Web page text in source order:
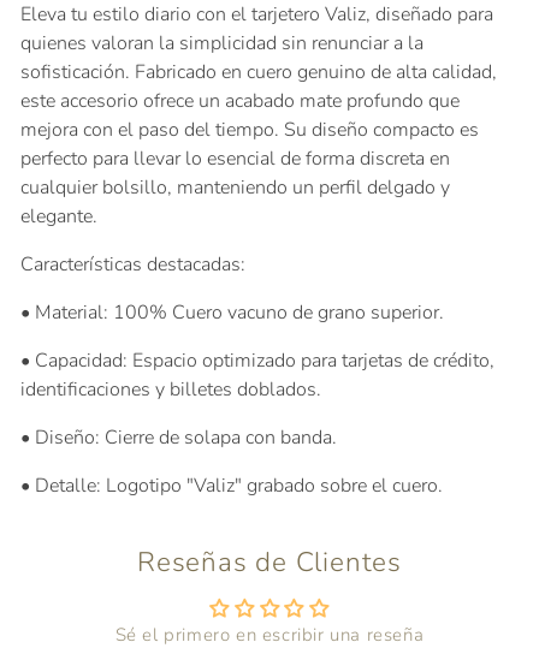
Eleva tu estilo diario con el tarjetero Valiz, diseñado para
quienes valoran la simplicidad sin renunciar a la
sofisticación. Fabricado en cuero genuino de alta calidad,
este accesorio ofrece un acabado mate profundo que
mejora con el paso del tiempo. Su diseño compacto es
perfecto para llevar lo esencial de forma discreta en
cualquier bolsillo, manteniendo un perfil delgado y
elegante.
Características destacadas:
• Material: 100% Cuero vacuno de grano superior.
• Capacidad: Espacio optimizado para tarjetas de crédito,
identificaciones y billetes doblados.
• Diseño: Cierre de solapa con banda.
• Detalle: Logotipo "Valiz" grabado sobre el cuero.
Reseñas de Clientes
Sé el primero en escribir una reseña
Se requiere iniciar sesión